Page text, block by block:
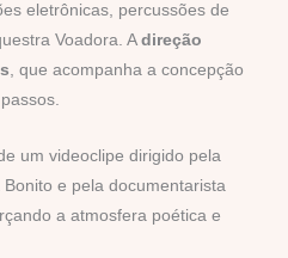
eletrônicas, percussões de
Voadora. A direção
, que acompanha a concepção
um videoclipe dirigido pela
e pela documentarista
a atmosfera poética e